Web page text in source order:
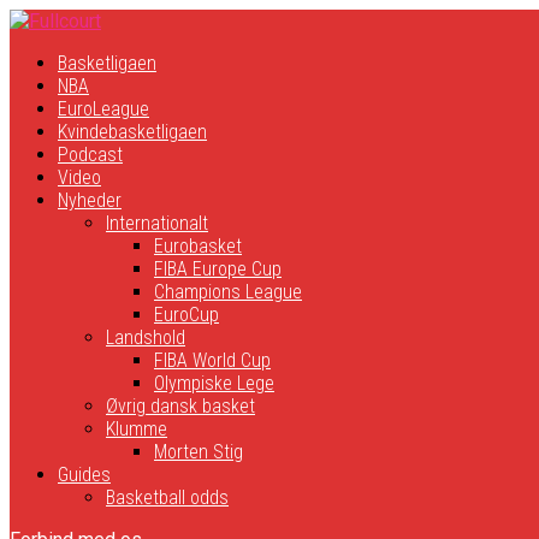
Basketligaen
NBA
EuroLeague
Kvindebasketligaen
Podcast
Video
Nyheder
Internationalt
Eurobasket
FIBA Europe Cup
Champions League
EuroCup
Landshold
FIBA World Cup
Olympiske Lege
Øvrig dansk basket
Klumme
Morten Stig
Guides
Basketball odds